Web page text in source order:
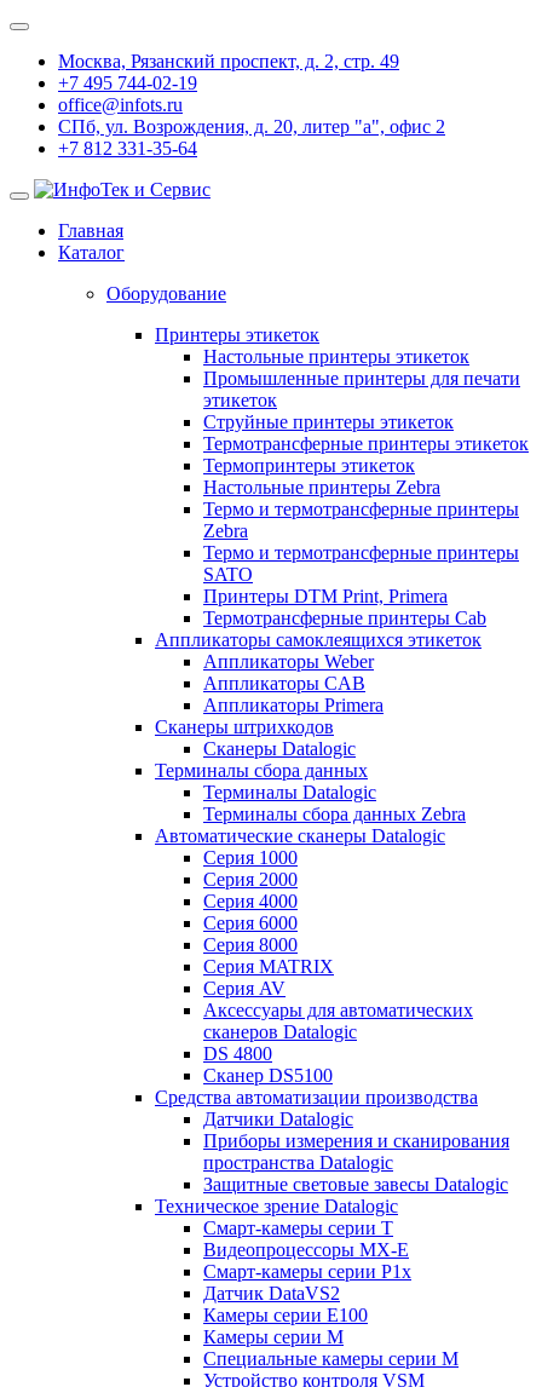
Москва, Рязанский проспект, д. 2, стр. 49
+7 495 744-02-19
office@infots.ru
СПб, ул. Возрождения, д. 20, литер "a", офис 2
+7 812 331-35-64
Главная
Каталог
Оборудование
Принтеры этикеток
Настольные принтеры этикеток
Промышленные принтеры для печати
этикеток
Струйные принтеры этикеток
Термотрансферные принтеры этикеток
Термопринтеры этикеток
Настольные принтеры Zebra
Термо и термотрансферные принтеры
Zebra
Термо и термотрансферные принтеры
SATO
Принтеры DTM Print, Primera
Термотрансферные принтеры Cab
Аппликаторы самоклеящихся этикеток
Аппликаторы Weber
Аппликаторы CAB
Аппликаторы Primera
Сканеры штрихкодов
Сканеры Datalogic
Терминалы сбора данных
Терминалы Datalogic
Терминалы сбора данных Zebra
Автоматические сканеры Datalogic
Серия 1000
Серия 2000
Серия 4000
Серия 6000
Серия 8000
Серия MATRIX
Серия AV
Аксессуары для автоматических
сканеров Datalogic
DS 4800
Сканер DS5100
Средства автоматизации производства
Датчики Datalogic
Приборы измерения и сканирования
пространства Datalogic
Защитные световые завесы Datalogic
Техническое зрение Datalogic
Смарт-камеры серии T
Видеопроцессоры MX-E
Смарт-камеры серии P1x
Датчик DataVS2
Камеры серии E100
Камеры серии M
Специальные камеры серии M
Устройство контроля VSM